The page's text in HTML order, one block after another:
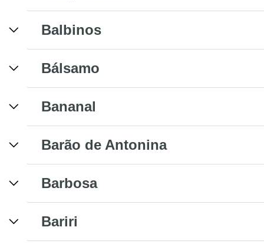
Balbinos
Bálsamo
Bananal
Barão de Antonina
Barbosa
Bariri